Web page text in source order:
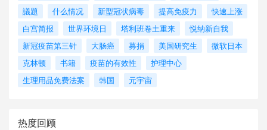
議題
什么情况 新型冠状病毒 提高免疫力
快速上涨
白宫简报
世界环境日 塔利班卷土重来
悦纳新自我
新冠疫苗第三针
大肠癌 募捐 美国研究生
微软日本
克林顿
书籍 疫苗的有效性
护理中心
生理用品免费法案
韩国 元宇宙
热度回顾